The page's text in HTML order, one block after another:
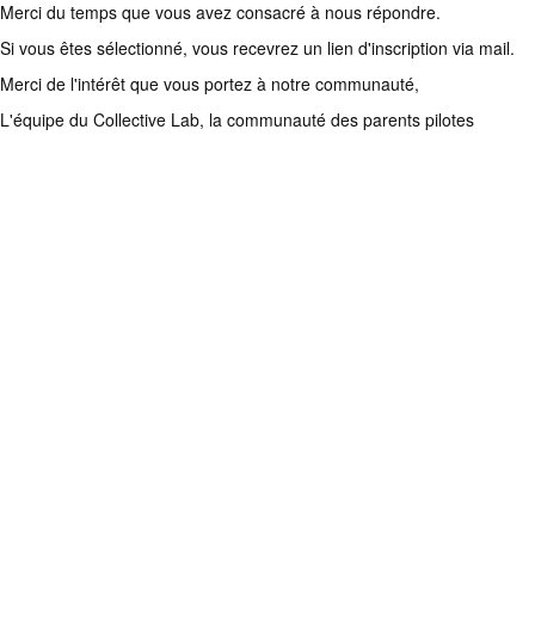
Merci du temps que vous avez consacré à nous répondre.
Si vous êtes sélectionné, vous recevrez un lien d'inscription via mail.
Merci de l'intérêt que vous portez à notre communauté,
L'équipe du Collective Lab, la communauté des parents pilotes